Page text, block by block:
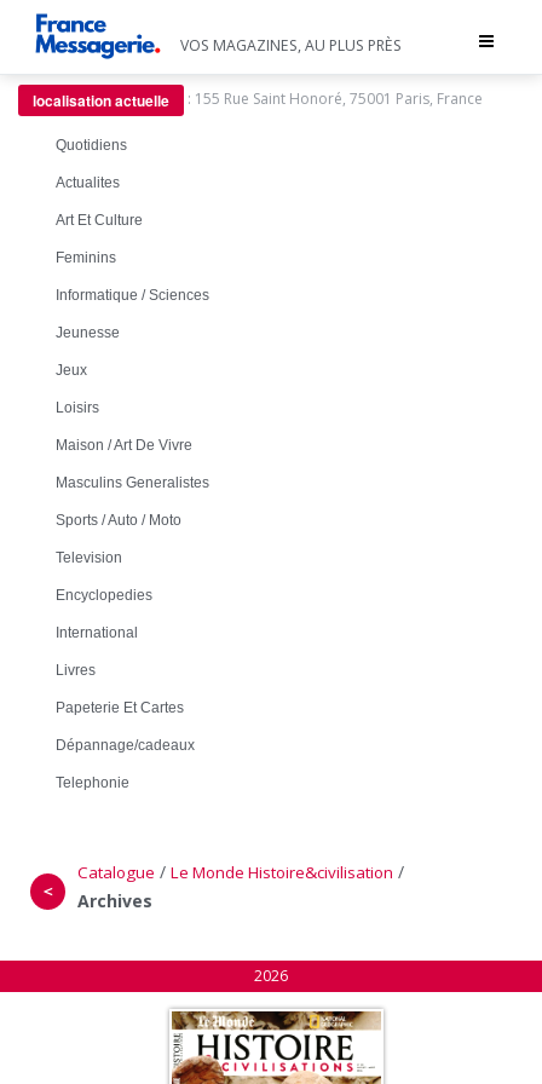
Toggle
VOS MAGAZINES, AU PLUS PRÈS
localisation actuelle : 155 Rue Saint Honoré, 75001 Paris, France
Quotidiens
Actualites
Art Et Culture
Feminins
Informatique / Sciences
Jeunesse
Jeux
Loisirs
Maison / Art De Vivre
Masculins Generalistes
Sports / Auto / Moto
Television
Encyclopedies
International
Livres
Papeterie Et Cartes
Dépannage/cadeaux
Telephonie
＜
Catalogue / Le Monde Histoire&civilisation /
Archives
2026